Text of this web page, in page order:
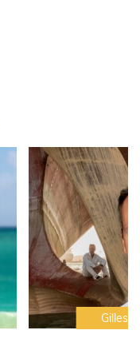
Gilles